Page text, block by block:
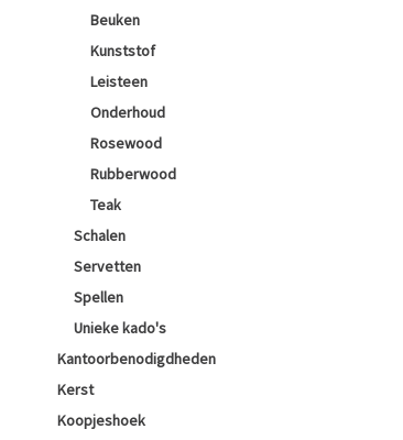
Beuken
Kunststof
Leisteen
Onderhoud
Rosewood
Rubberwood
Teak
Schalen
Servetten
Spellen
Unieke kado's
Kantoorbenodigdheden
Kerst
Koopjeshoek